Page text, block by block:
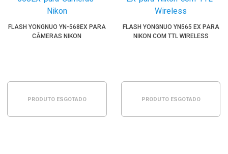
FLASH YONGNUO YN-568EX PARA
CÂMERAS NIKON
PRODUTO ESGOTADO
FLASH YONGNUO YN565 EX PARA
NIKON COM TTL WIRELESS
PRODUTO ESGOTADO